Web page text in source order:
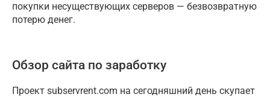
покупки несуществующих серверов — безвозвратную
потерю денег.
Обзор сайта по заработку
Проект subservrent.com на сегодняшний день скупает